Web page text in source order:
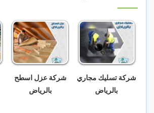
شركة تسليك مجاري
بالرياض
شركة عزل اسطح
بالرياض